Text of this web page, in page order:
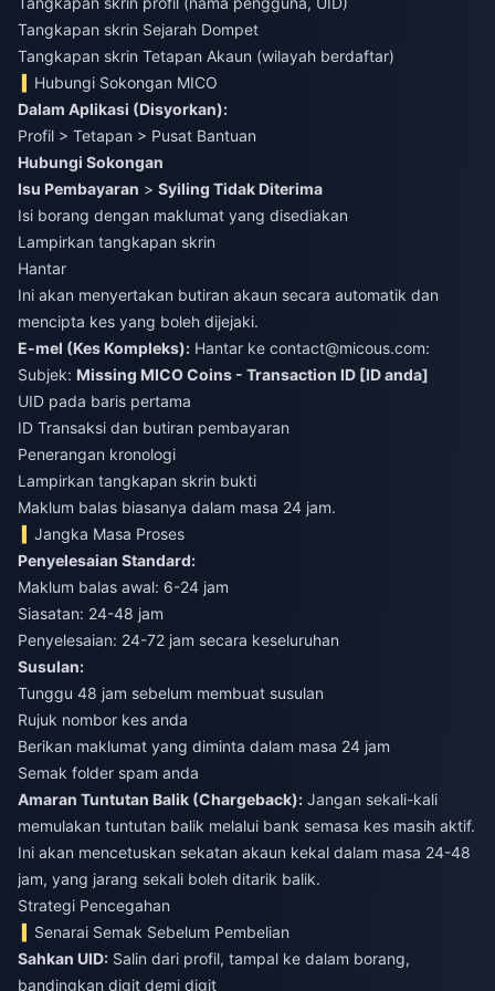
Tangkapan skrin Sejarah Dompet
Tangkapan skrin Tetapan Akaun (wilayah berdaftar)
Hubungi Sokongan MICO
Dalam Aplikasi (Disyorkan):
Profil > Tetapan > Pusat Bantuan
Hubungi Sokongan
Isu Pembayaran > Syiling Tidak Diterima
Isi borang dengan maklumat yang disediakan
Lampirkan tangkapan skrin
Hantar
Ini akan menyertakan butiran akaun secara automatik dan
mencipta kes yang boleh dijejaki.
E-mel (Kes Kompleks): Hantar ke contact@micous.com:
Subjek: Missing MICO Coins - Transaction ID [ID anda]
UID pada baris pertama
ID Transaksi dan butiran pembayaran
Penerangan kronologi
Lampirkan tangkapan skrin bukti
Maklum balas biasanya dalam masa 24 jam.
Jangka Masa Proses
Penyelesaian Standard:
Maklum balas awal: 6-24 jam
Siasatan: 24-48 jam
Penyelesaian: 24-72 jam secara keseluruhan
Susulan:
Tunggu 48 jam sebelum membuat susulan
Rujuk nombor kes anda
Berikan maklumat yang diminta dalam masa 24 jam
Semak folder spam anda
Amaran Tuntutan Balik (Chargeback): Jangan sekali-kali
memulakan tuntutan balik melalui bank semasa kes masih aktif.
Ini akan mencetuskan sekatan akaun kekal dalam masa 24-48
jam, yang jarang sekali boleh ditarik balik.
Strategi Pencegahan
Senarai Semak Sebelum Pembelian
Sahkan UID: Salin dari profil, tampal ke dalam borang,
bandingkan digit demi digit